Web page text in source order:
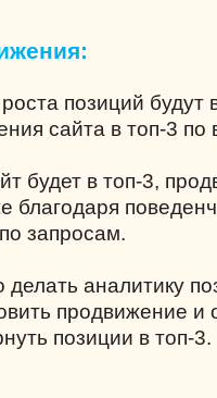
позиций будут
сайта в топ-3
будет в топ-3,
благодаря
запросам.
делать аналитику
продвижение
позиции в топ-3.